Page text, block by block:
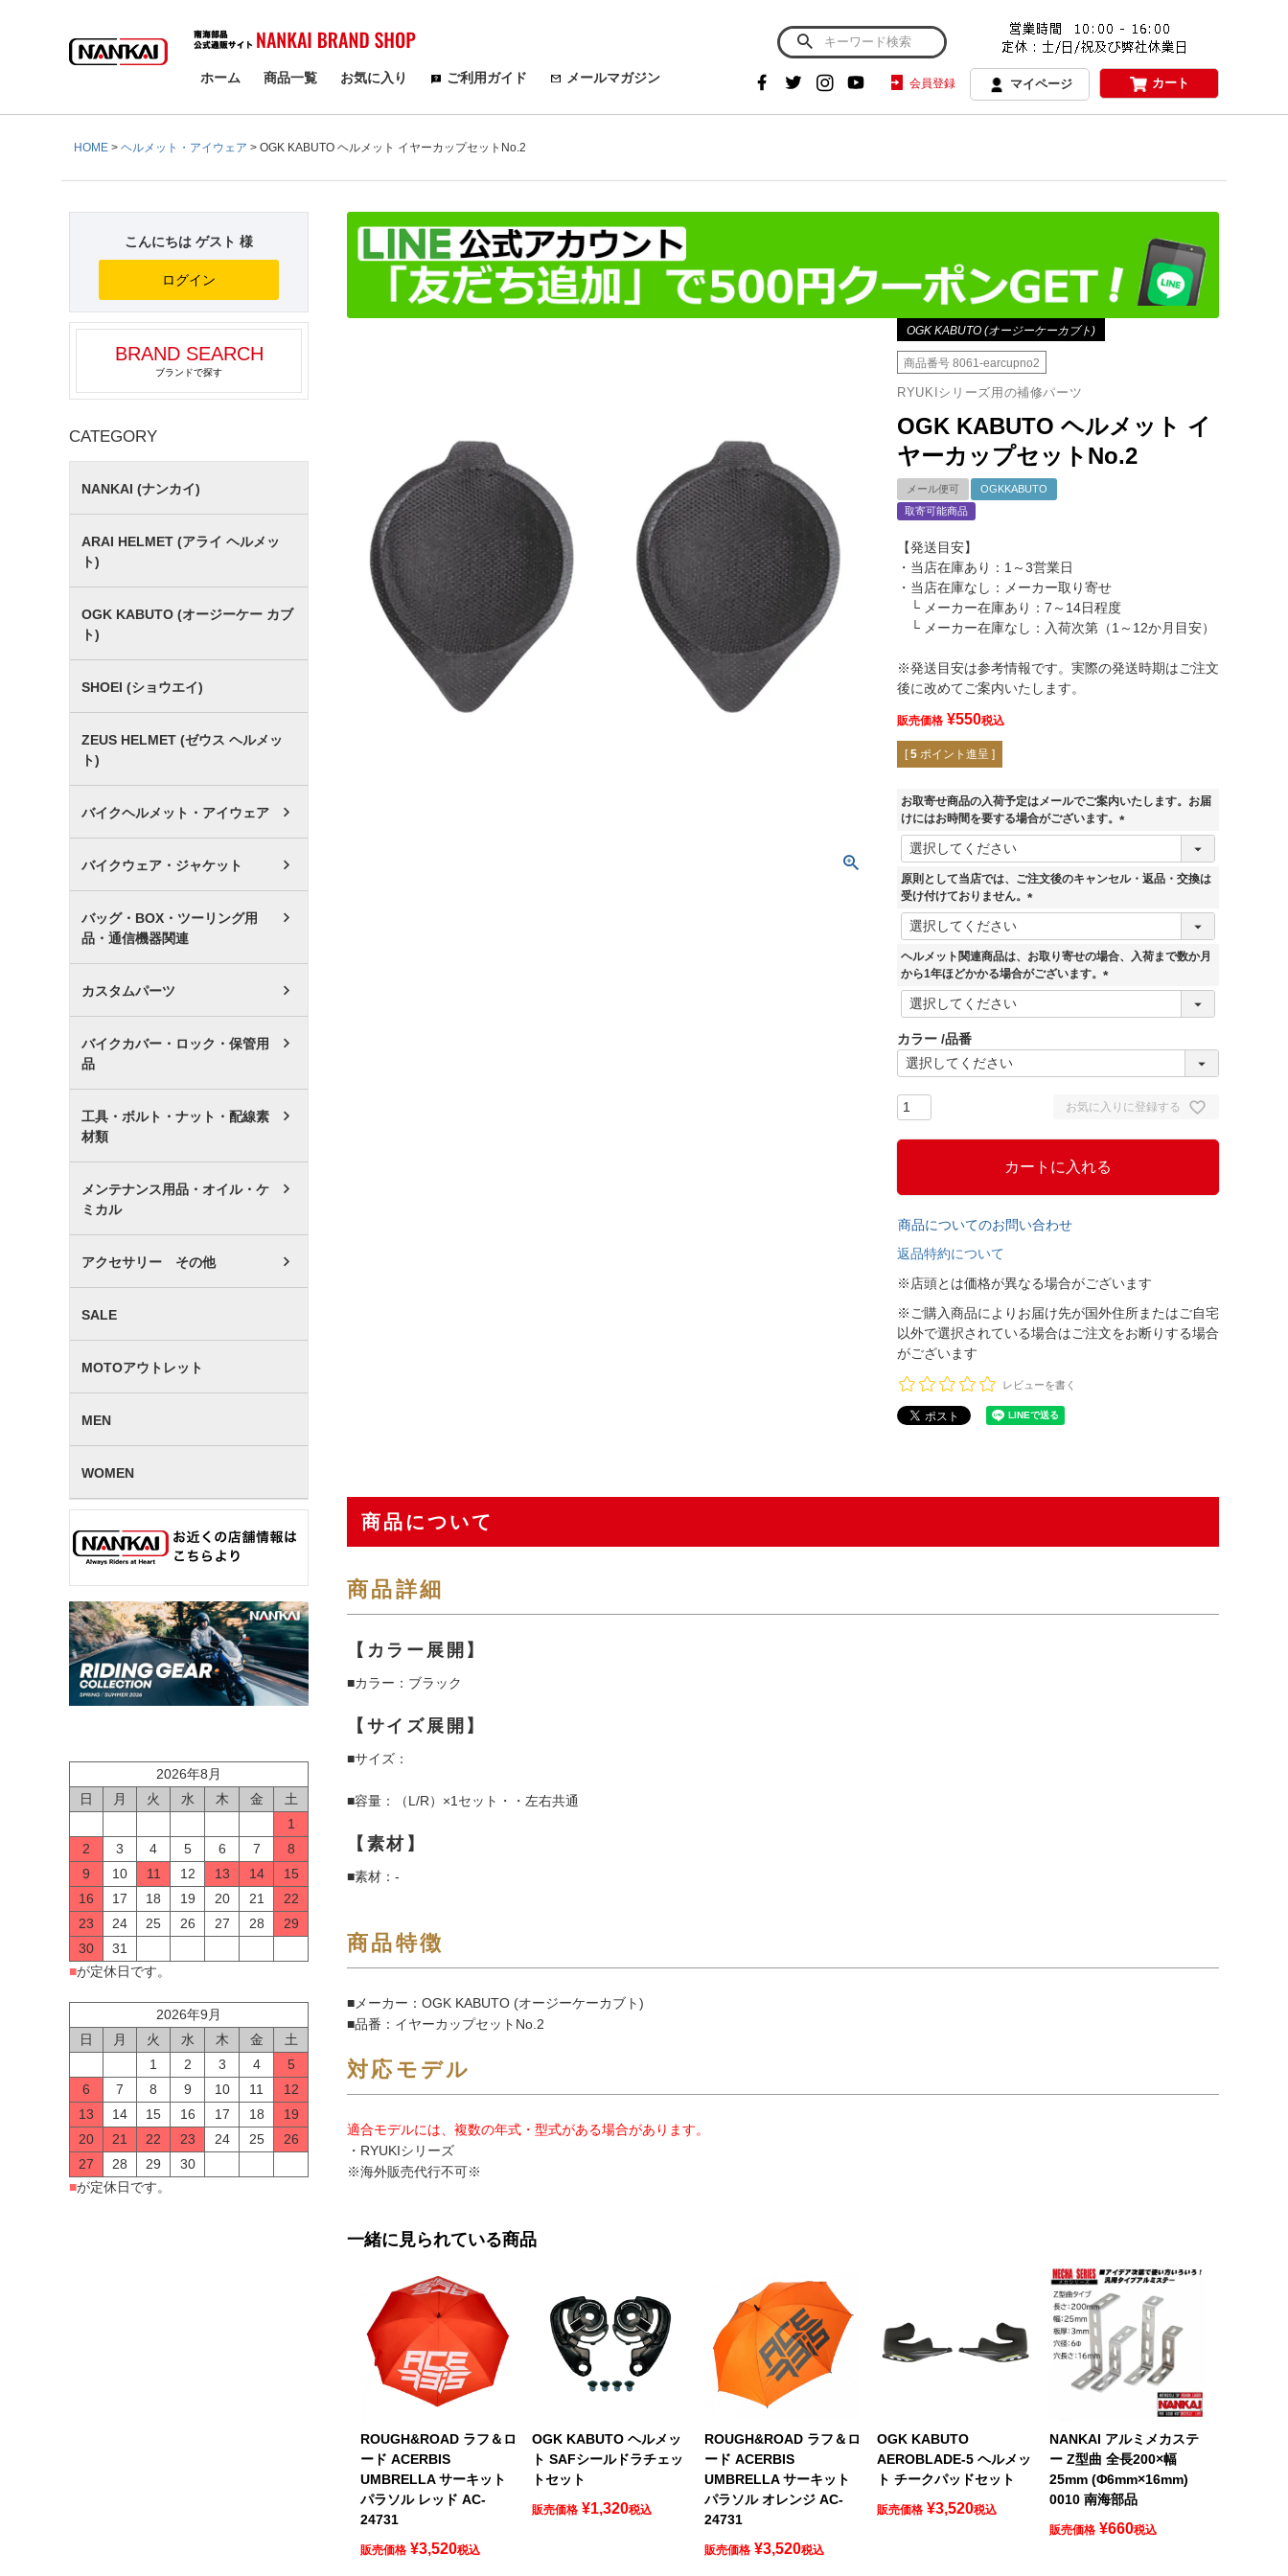
検索
ホーム 商品一覧 お気に入り ご利用ガイド メールマガジン 会員登録 マイページ カート
HOME ヘルメット・アイウェア OGK KABUTO ヘルメット イヤーカップセットNo.2
こんにちは ゲスト 様
ログイン
BRAND SEARCH
ブランドで探す
CATEGORY
NANKAI (ナンカイ)
ARAI HELMET (アライ ヘルメッ
ト)
OGK KABUTO (オージーケー カブ
ト)
SHOEI (ショウエイ)
ZEUS HELMET (ゼウス ヘルメッ
ト)
バイクヘルメット・アイウェア
バイクウェア・ジャケット
バッグ・BOX・ツーリング用
品・通信機器関連
カスタムパーツ
バイクカバー・ロック・保管用
品
工具・ボルト・ナット・配線素
材類
メンテナンス用品・オイル・ケ
ミカル
アクセサリー その他
SALE
MOTOアウトレット
MEN
WOMEN
2026年8月
日
月 火 水 木 金
土
1
2
3 4 5 6 7
8
9
10 11 12 13 14
15
16
17 18 19 20 21
22
23
24 25 26 27 28
29
30
31
■が定休日です。
2026年9月
日
月 火 水 木 金
土
1
2 3 4
5
6
7 8 9 10 11
12
13
14 15 16 17 18
19
20
21 22 23 24 25
26
27
28 29
30
■が定休日です。
OGK KABUTO (オージーケーカブト)
商品番号 8061-earcupno2
RYUKIシリーズ用の補修パーツ
OGK KABUTO ヘルメット イ
ヤーカップセットNo.2
メール便可
OGKKABUTO
取寄可能商品
【発送目安】
・当店在庫あり：1～3営業日
・当店在庫なし：メーカー取り寄せ
└ メーカー在庫あり：7～14日程度
└ メーカー在庫なし：入荷次第（1～12か月目安）
※発送目安は参考情報です。実際の発送時期はご注文
後に改めてご案内いたします。
販売価格 ¥550税込
[ 5 ポイント進呈 ]
お取寄せ商品の入荷予定はメールでご案内いたします。お届
けにはお時間を要する場合がございます。
(
須
原則として当店では、ご注文後のキャンセル・返品・交換は
受け付けておりません。
(
須
)
ヘルメット関連商品は、お取り寄せの場合、入荷まで数か月
から1年ほどかかる場合がございます。
(
)
カラー 品番
お気に入りに登録する
カートに入れる
商品についてのお問い合わせ
返品特約について
※店頭とは価格が異なる場合がございます
※ご購入商品によりお届け先が国外住所またはご自宅
以外で選択されている場合はご注文をお断りする場合
がございます
レビューを書く
商品について
商品詳細
【カラー展開】
■カラー：ブラック
【サイズ展開】
■サイズ：
■容量：（L/R）×1セット・・左右共通
【素材】
■素材：-
商品特徴
■メーカー：OGK KABUTO (オージーケーカブト)
■品番：イヤーカップセットNo.2
対応モデル
適合モデルには、複数の年式・型式がある場合があります。
・RYUKIシリーズ
※海外販売代行不可※
一緒に見られている商品
ROUGH&ROAD ラフ＆ロ
ード ACERBIS
UMBRELLA サーキット
パラソル レッド AC-
24731
販売価格 ¥3,520税込
OGK KABUTO ヘルメッ
ト SAFシールドラチェッ
トセット
販売価格 ¥1,320税込
ROUGH&ROAD ラフ＆ロ
ード ACERBIS
UMBRELLA サーキット
パラソル オレンジ AC-
24731
販売価格 ¥3,520税込
OGK KABUTO
AEROBLADE-5 ヘルメッ
ト チークパッドセット
販売価格 ¥3,520税込
NANKAI アルミメカステ
ー Z型曲 全長200×幅
25mm (Φ6mm×16mm)
0010 南海部品
販売価格 ¥660税込